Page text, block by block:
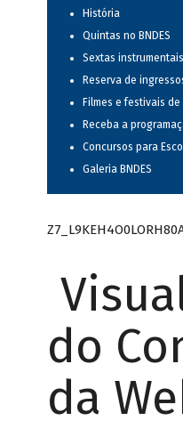
História
Quintas no BNDES
Sextas instrumentais
Reserva de
Filmes e festivais de
Receba a
Concursos para
Galeria BNDES
do
da